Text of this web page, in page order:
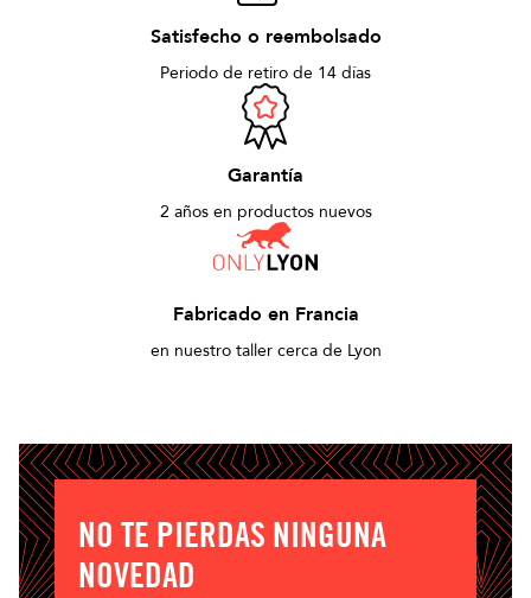
Satisfecho o reembolsado
Periodo de retiro de 14 días
Garantía
2 años en productos nuevos
Fabricado en Francia
en nuestro taller cerca de Lyon
NO TE PIERDAS NINGUNA
NOVEDAD